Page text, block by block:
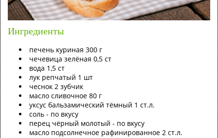
Ингредиенты
печень куриная 300 г
чечевица зелёная 0,5 ст
вода 1,5 ст
лук репчатый 1 шт
чеснок 2 зубчик
масло сливочное 80 г
уксус бальзамический тёмный 1 ст.л.
соль - по вкусу
перец чёрный молотый - по вкусу
масло подсолнечное рафинированное 2 ст.л.